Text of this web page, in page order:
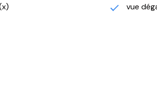
0kWh
les risques auxquels ce bien est exposé
vue